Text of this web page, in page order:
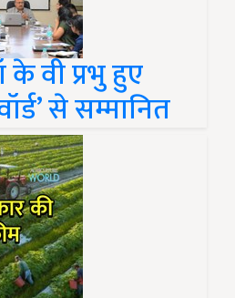
वी प्रभु हुए
से सम्मानित